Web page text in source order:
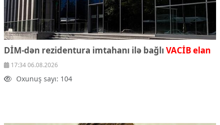
DİM-dən rezidentura imtahanı ilə bağlı VACİB elan
17:34 06.08.2026
Oxunuş sayı: 104